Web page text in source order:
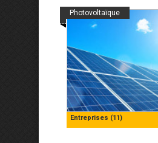
Entreprises (11)
Photovoltaïque